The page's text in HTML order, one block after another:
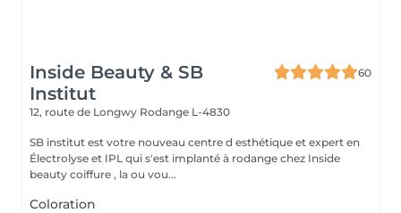
Inside Beauty & SB
Institut
60
12, route de Longwy Rodange L-4830
SB institut est votre nouveau centre d esthétique et expert en
Électrolyse et IPL qui s'est implanté à rodange chez Inside
beauty coiffure , la ou vou...
Coloration